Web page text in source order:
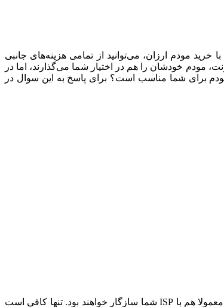
خرید مودم ارزان، می‌توانید از تمامی هزینه‌های جانبی
مودم خودشان را هم در اختیار شما می‌گذارند، اما در
مودم برای شما مناسب است؟ برای پاسخ به این سوال در
ابتدا باید بررسی کنید که به چه سرعت اینترنتی نیاز دارید.مودم‌های خانگی، می‌توانند تا چند مگابیت بر ثانیه، سرعت اینترنت را برای شما فراهم کنند و معمولا هم با ISP شما سازگار خواهند بود. تنها کافی است